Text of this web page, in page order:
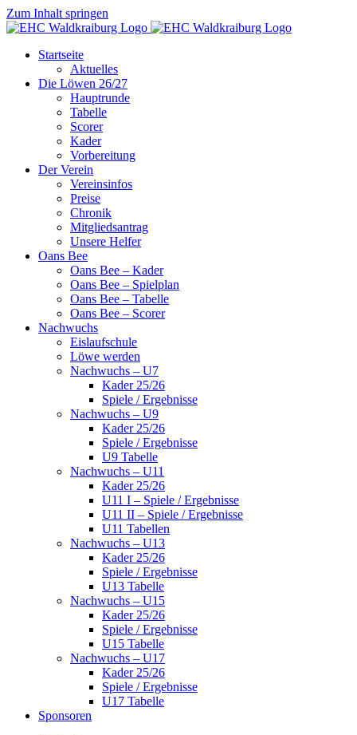
Zum Inhalt springen
Startseite
Aktuelles
Die Löwen 26/27
Hauptrunde
Tabelle
Scorer
Kader
Vorbereitung
Der Verein
Vereinsinfos
Preise
Chronik
Mitgliedsantrag
Unsere Helfer
Oans Bee
Oans Bee – Kader
Oans Bee – Spielplan
Oans Bee – Tabelle
Oans Bee – Scorer
Nachwuchs
Eislaufschule
Löwe werden
Nachwuchs – U7
Kader 25/26
Spiele / Ergebnisse
Nachwuchs – U9
Kader 25/26
Spiele / Ergebnisse
U9 Tabelle
Nachwuchs – U11
Kader 25/26
U11 I – Spiele / Ergebnisse
U11 II – Spiele / Ergebnisse
U11 Tabellen
Nachwuchs – U13
Kader 25/26
Spiele / Ergebnisse
U13 Tabelle
Nachwuchs – U15
Kader 25/26
Spiele / Ergebnisse
U15 Tabelle
Nachwuchs – U17
Kader 25/26
Spiele / Ergebnisse
U17 Tabelle
Sponsoren